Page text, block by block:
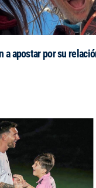
a apostar por su